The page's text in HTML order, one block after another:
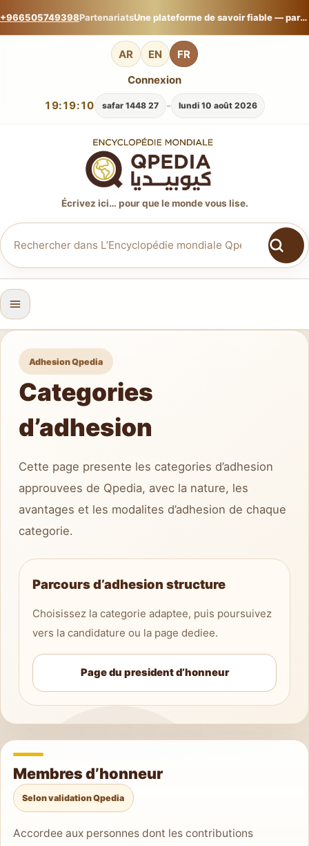
+966505749398Partenariats Une plateforme de savoir fiable — partagez votre expertise sur L’Encyclopédie mondiale Qpedia.
AR EN FR
19:19:11 lundi 10 août 2026
-
27 safar 1448
Connexion
Écrivez ici… pour que le monde vous lise.
Adhesion Qpedia
Categories
d’adhesion
Cette page presente les categories d’adhesion
approuvees de Qpedia, avec la nature, les
avantages et les modalites d’adhesion de chaque
categorie.
Parcours d’adhesion structure
Choisissez la categorie adaptee, puis poursuivez
vers la candidature ou la page dediee.
Page du president d’honneur
Membres d’honneur
Selon validation Qpedia
Accordee aux personnes dont les contributions